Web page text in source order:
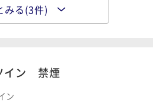
大人2名 ¥
みる(3件)
イン 禁煙
ン